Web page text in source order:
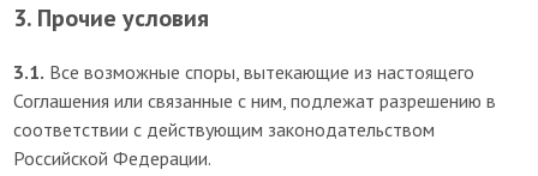
3. Прочие условия
3.1. Все возможные споры, вытекающие из настоящего
Соглашения или связанные с ним, подлежат разрешению в
соответствии с действующим законодательством
Российской Федерации.